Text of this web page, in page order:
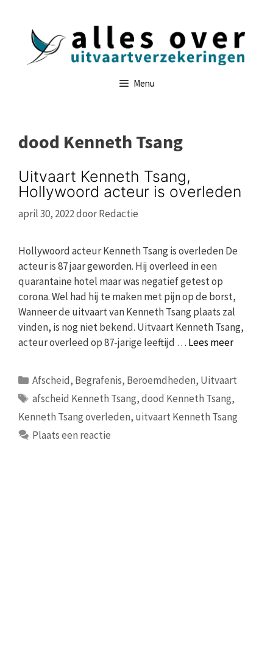
Menu
dood Kenneth Tsang
Uitvaart Kenneth Tsang,
Hollywoord acteur is overleden
april 30, 2022doorRedactie
Hollywoord acteur Kenneth Tsang is overleden De
acteur is 87 jaar geworden. Hij overleed in een
quarantaine hotel maar was negatief getest op
corona. Wel had hij te maken met pijn op de borst,
Wanneer de uitvaart van Kenneth Tsang plaats zal
vinden, is nog niet bekend. Uitvaart Kenneth Tsang,
acteur overleed op 87-jarige leeftijd … Lees meer
Categorieën
Afscheid, Begrafenis, Beroemdheden, Uitvaart
Tags
afscheid Kenneth Tsang,dood Kenneth Tsang,
Kenneth Tsang overleden, uitvaart Kenneth Tsang
Plaats een reactie